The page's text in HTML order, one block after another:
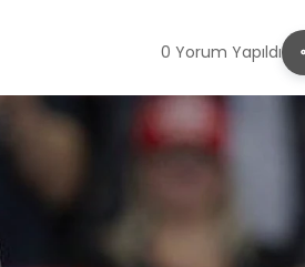
0 Yorum Yapıldı